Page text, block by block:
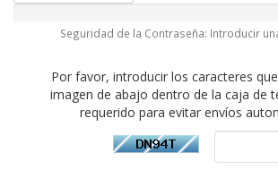
Seguridad de la Contraseña: Introducir
Por favor, introducir los caracteres
imagen de abajo dentro de la caja de
requerido para evitar envíos